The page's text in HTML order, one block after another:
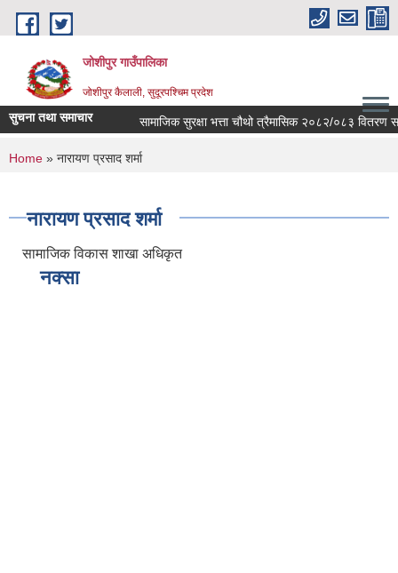
Skip to main content
जोशीपुर गाउँपालिका
जोशीपुर कैलाली, सुदूरपश्चिम प्रदेश
सुचना तथा समाचार सामाजिक सुरक्षा भत्ता चौथो त्रैमासिक २०८२/०८३ वितरण
You are here
Home » नारायण प्रसाद शर्मा
नारायण प्रसाद शर्मा
सामाजिक विकास शाखा अधिकृत
नक्सा